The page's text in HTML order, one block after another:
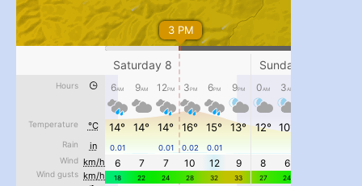
#PipIvanToday...
pimrec_project